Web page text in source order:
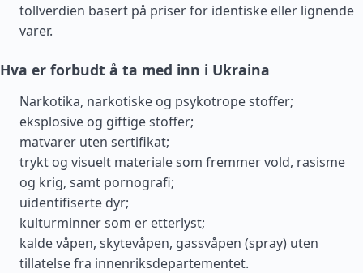
tollverdien basert på priser for identiske eller lignende
varer.
Hva er forbudt å ta med inn i Ukraina
Narkotika, narkotiske og psykotrope stoffer;
eksplosive og giftige stoffer;
matvarer uten sertifikat;
trykt og visuelt materiale som fremmer vold, rasisme
og krig, samt pornografi;
uidentifiserte dyr;
kulturminner som er etterlyst;
kalde våpen, skytevåpen, gassvåpen (spray) uten
tillatelse fra innenriksdepartementet.